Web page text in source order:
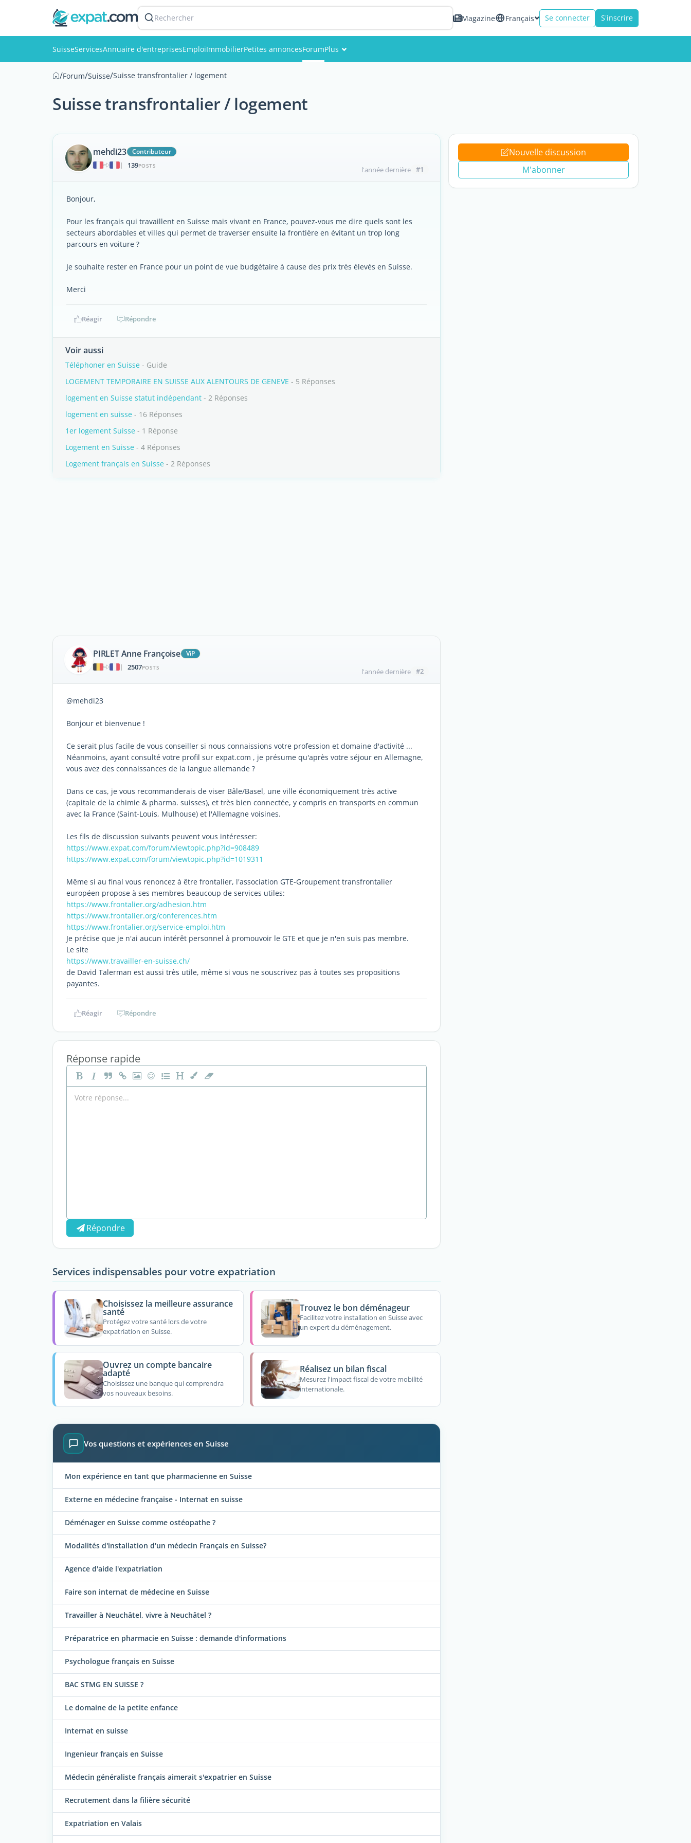
Rechercher Magazine Français Se connecter S'inscrire
SuisseServicesAnnuaire d'entreprisesEmploiImmobilierPetites annoncesForumPlus
/Forum/Suisse/Suisse transfrontalier / logement
Suisse transfrontalier / logement
mehdi23
Contributeur
|
139POSTS l'année dernière #1
Bonjour,
Pour les français qui travaillent en Suisse mais vivant en France, pouvez-vous me dire quels sont les
secteurs abordables et villes qui permet de traverser ensuite la frontière en évitant un trop long
parcours en voiture ?
Je souhaite rester en France pour un point de vue budgétaire à cause des prix très élevés en Suisse.
Merci
Réagir Répondre
Voir aussi
Téléphoner en Suisse - Guide
LOGEMENT TEMPORAIRE EN SUISSE AUX ALENTOURS DE GENEVE - 5 Réponses
logement en Suisse statut indépendant - 2 Réponses
logement en suisse - 16 Réponses
1er logement Suisse - 1 Réponse
Logement en Suisse - 4 Réponses
Logement français en Suisse - 2 Réponses
PIRLET Anne Françoise
ViP
|
2507POSTS l'année dernière #2
@mehdi23
Bonjour et bienvenue !
Ce serait plus facile de vous conseiller si nous connaissions votre profession et domaine d'activité ...
Néanmoins, ayant consulté votre profil sur expat.com , je présume qu'après votre séjour en Allemagne,
vous avez des connaissances de la langue allemande ?
Dans ce cas, je vous recommanderais de viser Bâle/Basel, une ville économiquement très active
(capitale de la chimie & pharma. suisses), et très bien connectée, y compris en transports en commun
avec la France (Saint-Louis, Mulhouse) et l'Allemagne voisines.
Les fils de discussion suivants peuvent vous intéresser:
https://www.expat.com/forum/viewtopic.php?id=908489
https://www.expat.com/forum/viewtopic.php?id=1019311
Même si au final vous renoncez à être frontalier, l'association GTE-Groupement transfrontalier
européen propose à ses membres beaucoup de services utiles:
https://www.frontalier.org/adhesion.htm
https://www.frontalier.org/conferences.htm
https://www.frontalier.org/service-emploi.htm
Je précise que je n'ai aucun intérêt personnel à promouvoir le GTE et que je n'en suis pas membre.
Le site
https://www.travailler-en-suisse.ch/
de David Talerman est aussi très utile, même si vous ne souscrivez pas à toutes ses propositions
payantes.
Réagir Répondre
Réponse rapide
Répondre
Services indispensables pour votre expatriation
Choisissez la meilleure assurance
santé
Protégez votre santé lors de votre
expatriation en Suisse.
Trouvez le bon déménageur
Facilitez votre installation en Suisse avec
un expert du déménagement.
Ouvrez un compte bancaire
adapté
Choisissez une banque qui comprendra
vos nouveaux besoins.
Réalisez un bilan fiscal
Mesurez l'impact fiscal de votre mobilité
internationale.
Vos questions et expériences en Suisse
Mon expérience en tant que pharmacienne en Suisse
Externe en médecine française - Internat en suisse
Déménager en Suisse comme ostéopathe ?
Modalités d'installation d'un médecin Français en Suisse?
Agence d'aide l'expatriation
Faire son internat de médecine en Suisse
Travailler à Neuchâtel, vivre à Neuchâtel ?
Préparatrice en pharmacie en Suisse : demande d'informations
Psychologue français en Suisse
BAC STMG EN SUISSE ?
Le domaine de la petite enfance
Internat en suisse
Ingenieur français en Suisse
Médecin généraliste français aimerait s'expatrier en Suisse
Recrutement dans la filière sécurité
Expatriation en Valais
Nouvelle discussion
M'abonner